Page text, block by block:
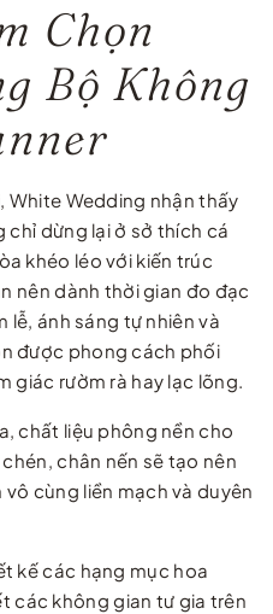
Chọn
Bộ Không
White Wedding nhận thấy
chỉ dừng lại ở sở thích cá
khéo léo với kiến trúc
nên dành thời gian đo đạc
lễ, ánh sáng tự nhiên và
được phong cách phối
giác rườm rà hay lạc lõng.
chất liệu phông nền cho
chân nến sẽ tạo nên
cùng liền mạch và duyên
kế các hạng mục hoa
các không gian tư gia trên